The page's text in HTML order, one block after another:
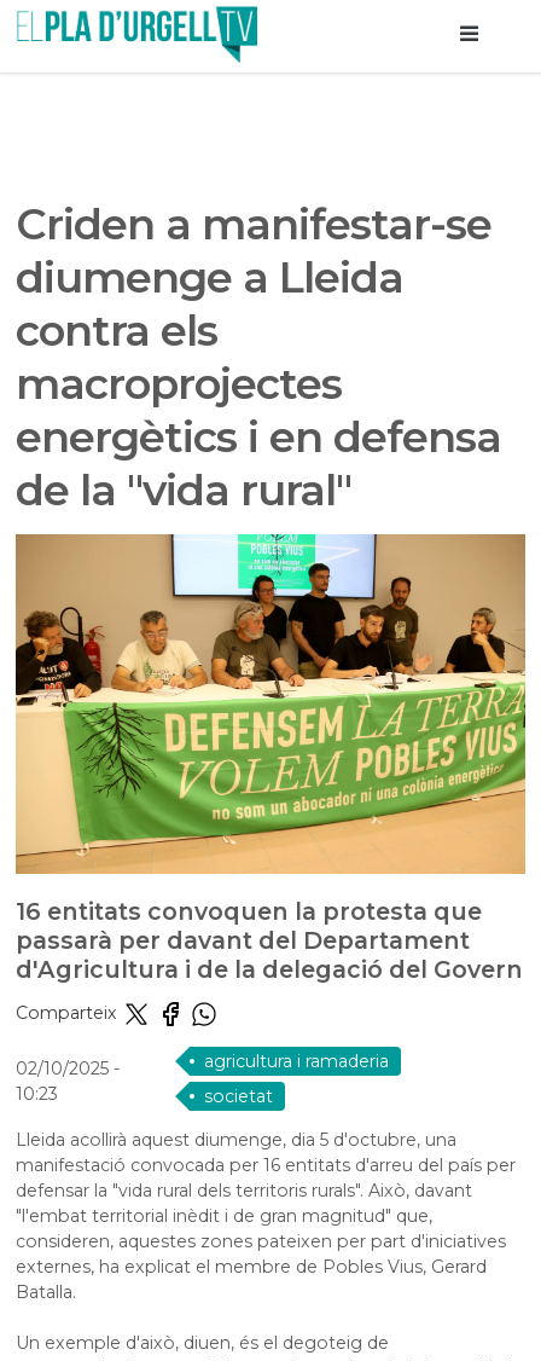
Criden a manifestar-se
diumenge a Lleida
contra els
macroprojectes
energètics i en defensa
de la "vida rural"
16 entitats convoquen la protesta que
passarà per davant del Departament
d'Agricultura i de la delegació del Govern
Comparteix
02/10/2025-
10:23
agricultura i ramaderia
societat
Lleida acollirà aquest diumenge, dia 5 d'octubre, una
manifestació convocada per 16 entitats d'arreu del país per
defensar la "vida rural dels territoris rurals". Això, davant
"l'embat territorial inèdit i de gran magnitud" que,
consideren, aquestes zones pateixen per part d'iniciatives
externes, ha explicat el membre de Pobles Vius, Gerard
Batalla.
Un exemple d'això, diuen, és el degoteig de